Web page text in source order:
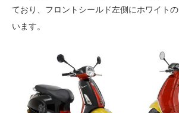
ており、フロントシールド左側にホワイト
います。